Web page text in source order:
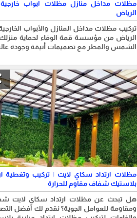
مظلات مداخل منازل مظلات ابواب
الرياض
تركيب مظلات مداخل المنازل والأبواب
الرياض من مؤسسة قمة الوفاء لحماية
الشمس والمطر مع تصميمات أنيقة وجودة
مظلات ارتداد سكاي لايت | تركيب وتغطية
بلاستيك شفاف مقاوم للحرارة
هل تبحث عن مظلات ارتداد سكاي لايت
ومقاومة للعوامل الجوية؟ نقدم لك أفضل